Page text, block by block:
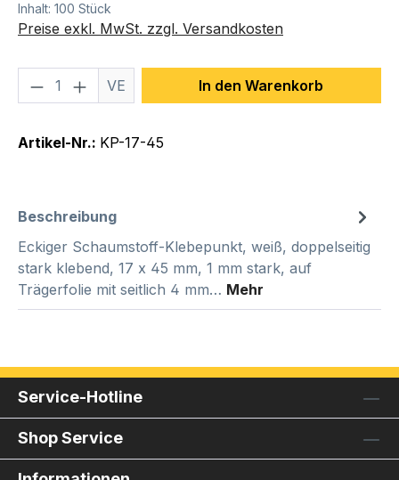
Inhalt: 100 Stück
Preise exkl. MwSt. zzgl. Versandkosten
Produkt Anzahl: Gib den
VE In den Warenkorb
Artikel-Nr.: KP-17-45
Beschreibung
Eckiger Schaumstoff-Klebepunkt, weiß, doppelseitig
stark klebend, 17 x 45 mm, 1 mm stark, auf
Trägerfolie mit seitlich 4 mm… Mehr
Service-Hotline
Shop Service